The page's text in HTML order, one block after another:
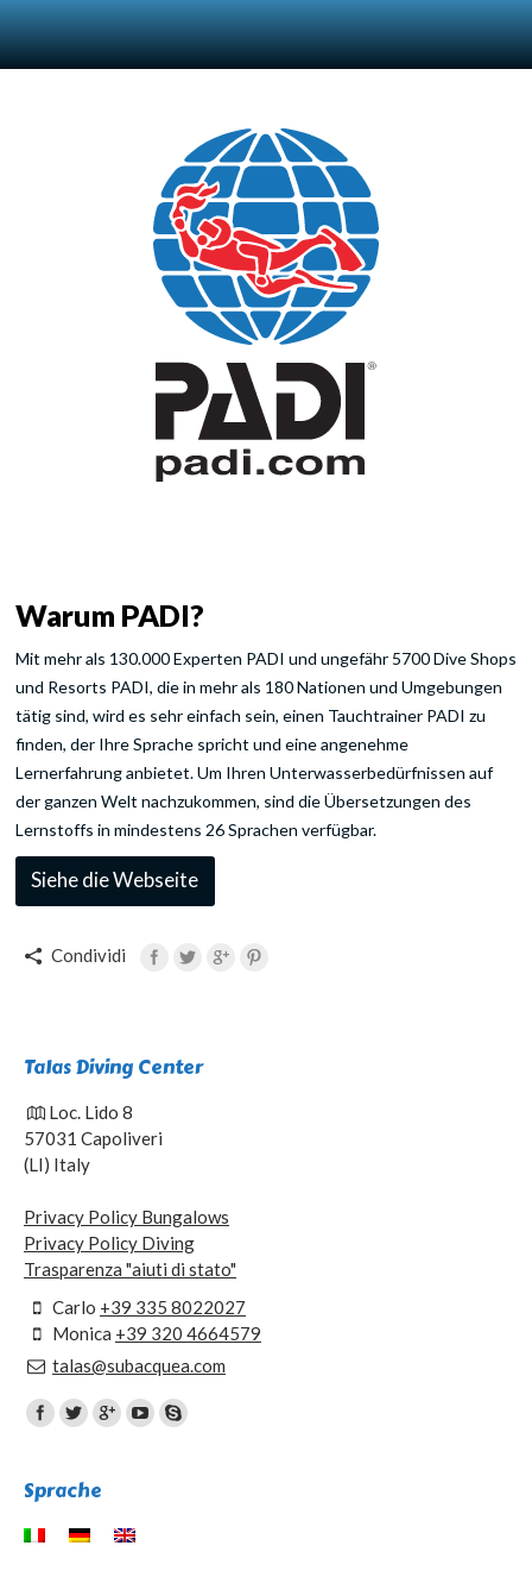
Warum PADI?
Mit mehr als 130.000 Experten PADI und ungefähr 5700 Dive Shops
und Resorts PADI, die in mehr als 180 Nationen und Umgebungen
tätig sind, wird es sehr einfach sein, einen Tauchtrainer PADI zu
finden, der Ihre Sprache spricht und eine angenehme
Lernerfahrung anbietet. Um Ihren Unterwasserbedürfnissen auf
der ganzen Welt nachzukommen, sind die Übersetzungen des
Lernstoffs in mindestens 26 Sprachen verfügbar.
Siehe die Webseite
Condividi
Talas Diving Center
Loc. Lido 8
57031 Capoliveri
(LI) Italy
Privacy Policy Bungalows
Privacy Policy Diving
Trasparenza "aiuti di stato"
Carlo +39 335 8022027
Monica +39 320 4664579
talas@subacquea.com
Find us on:
Sprache